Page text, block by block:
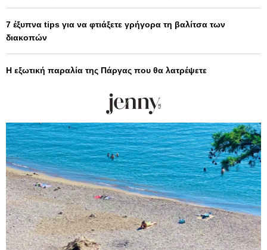
7 έξυπνα tips για να φτιάξετε γρήγορα τη βαλίτσα των
διακοπών
Η εξωτική παραλία της Πάργας που θα λατρέψετε